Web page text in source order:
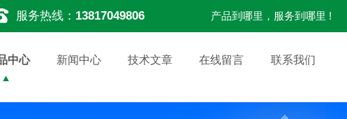
服务热线： 13817049806 产品到哪里，服务到哪里 !
中心 新闻中心 技术文章 在线留言 联系我们